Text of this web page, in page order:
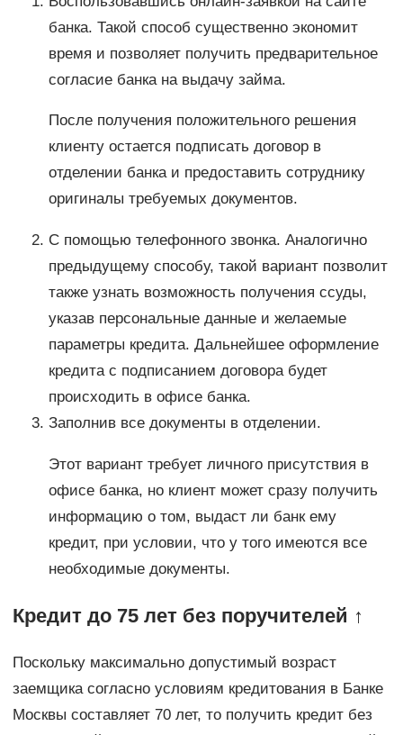
банка. Такой способ существенно экономит
время и позволяет получить предварительное
согласие банка на выдачу займа.
После получения положительного решения
клиенту остается подписать договор в
отделении банка и предоставить сотруднику
оригиналы требуемых документов.
С помощью телефонного звонка. Аналогично
предыдущему способу, такой вариант позволит
также узнать возможность получения ссуды,
указав персональные данные и желаемые
параметры кредита. Дальнейшее оформление
кредита с подписанием договора будет
происходить в офисе банка.
Заполнив все документы в отделении.
Этот вариант требует личного присутствия в
офисе банка, но клиент может сразу получить
информацию о том, выдаст ли банк ему
кредит, при условии, что у того имеются все
необходимые документы.
Кредит до 75 лет без поручителей ↑
Поскольку максимально допустимый возраст
заемщика согласно условиям кредитования в Банке
Москвы составляет 70 лет, то получить кредит без